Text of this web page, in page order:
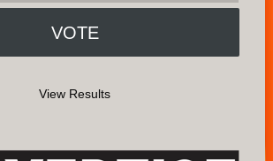
View Results